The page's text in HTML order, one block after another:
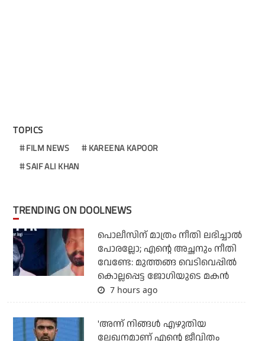
TOPICS
FILM NEWS
KAREENA KAPOOR
SAIF ALI KHAN
TRENDING ON DOOLNEWS
പൊലീസിന് മാത്രം നീതി ലഭിച്ചാല്‍
പോരല്ലോ; എന്റെ അച്ഛനും നീതി
വേണ്ടേ: മുത്തങ്ങ വെടിവെപ്പില്‍
കൊല്ലപ്പെട്ട ജോഗിയുടെ മകന്‍
7 hours ago
'അന്ന് നിങ്ങള്‍ എഴുതിയ
ലേഖനമാണ് എന്റെ ജീവിതം